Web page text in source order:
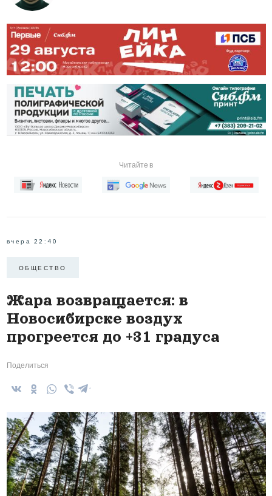
Читайте в
вчера 22:40
ОБЩЕСТВО
Жара возвращается: в
Новосибирске воздух
прогреется до +31 градуса
Поделиться